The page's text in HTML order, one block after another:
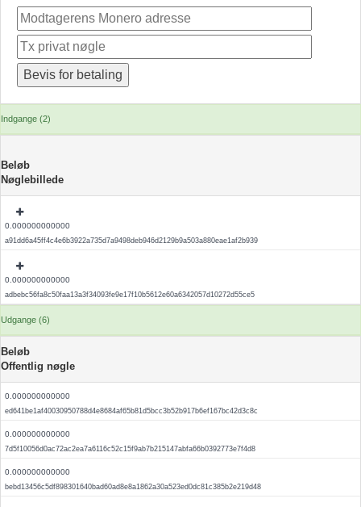
Indgange (2)
Beløb
Nøglebillede
0.000000000000
a91dd6a45ff4c4e6b3922a735d7a9498deb946d2129b9a503a880eae1af2b939
0.000000000000
adbebc56fa8c50faa13a3f34093fe9e17f10b5612e60a6342057d10272d55ce5
Udgange (6)
Beløb
Offentlig nøgle
0.000000000000
ed641be1af40030950788d4e8684af65b81d5bcc3b52b917b6ef167bc42d3c8c
0.000000000000
7d5f10056d0ac72ac2ea7a6116c52c15f9ab7b215147abfa66b0392773e7f4d8
0.000000000000
bebd13456c5df898301640bad60ad8e8a1862a30a523ed0dc81c385b2e219d48